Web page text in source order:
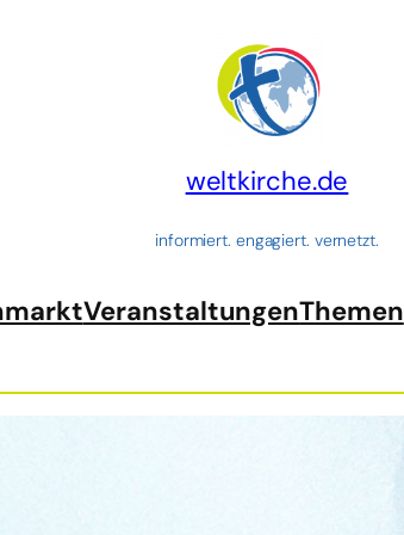
weltkirche.de
informiert. engagiert. vernetzt.
VeranstaltungenThemen